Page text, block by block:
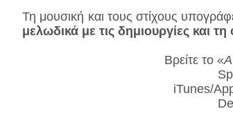
Τη μουσική και τους στίχους
μελωδικά με τις δημιουργίες και
Βρείτε το «
iTunes/